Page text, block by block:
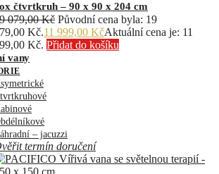
čtvrtkruh – 90 x 90 x 204 cm
079,00Kč Původní cena byla: 19
Kč.11 999,00 KčAktuální cena je: 11
Kč. Přidat do košíku
vany
– jacuzzi
termín doručení